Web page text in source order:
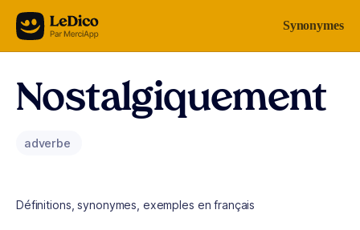
Aller au contenu Synonymes
Nostalgiquement
adverbe
Définitions, synonymes, exemples en français